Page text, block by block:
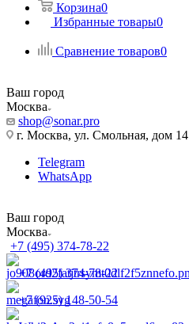
Корзина0
Избранные товары0
Сравнение товаров0
Ваш город
Москва
shop@sonar.pro
г. Москва, ул. Смольная, дом 14
Telegram
WhatsApp
Ваш город
Москва
+7 (495) 374-78-22
+7 (495) 374-78-22
+7 (925) 148-50-54